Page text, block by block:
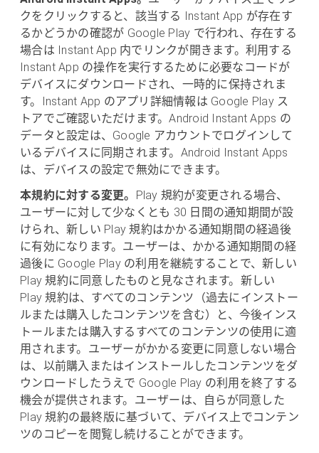
クをクリックすると、該当する Instant App が存在す
るかどうかの確認が Google Play で行われ、存在する
場合は Instant App 内でリンクが開きます。利用する
Instant App の操作を実行するために必要なコードが
デバイスにダウンロードされ、一時的に保持されま
す。Instant App のアプリ詳細情報は Google Play ス
トアでご確認いただけます。Android Instant Apps の
データと設定は、Google アカウントでログインして
いるデバイスに同期されます。Android Instant Apps
は、デバイスの設定で無効にできます。
本規約に対する変更。 Play 規約が変更される場合、
ユーザーに対して少なくとも 30 日間の通知期間が設
けられ、新しい Play 規約はかかる通知期間の経過後
に有効になります。ユーザーは、かかる通知期間の経
過後に Google Play の利用を継続することで、新しい
Play 規約に同意したものと見なされます。新しい
Play 規約は、すべてのコンテンツ（過去にインストー
ルまたは購入したコンテンツを含む）と、今後インス
トールまたは購入するすべてのコンテンツの使用に適
用されます。ユーザーがかかる変更に同意しない場合
は、以前購入またはインストールしたコンテンツをダ
ウンロードしたうえで Google Play の利用を終了する
機会が提供されます。ユーザーは、自らが同意した
Play 規約の最終版に基づいて、デバイス上でコンテン
ツのコピーを閲覧し続けることができます。